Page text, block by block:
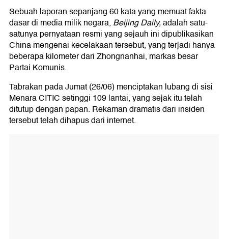
Sebuah laporan sepanjang 60 kata yang memuat fakta
dasar di media milik negara, Beijing Daily,adalah satu-
satunya pernyataan resmi yang sejauh ini dipublikasikan
China mengenai kecelakaan tersebut, yang terjadi hanya
beberapa kilometer dari Zhongnanhai, markas besar
Partai Komunis.
Tabrakan pada Jumat (26/06) menciptakan lubang di sisi
Menara CITIC setinggi 109 lantai, yang sejak itu telah
ditutup dengan papan. Rekaman dramatis dari insiden
tersebut telah dihapus dari internet.